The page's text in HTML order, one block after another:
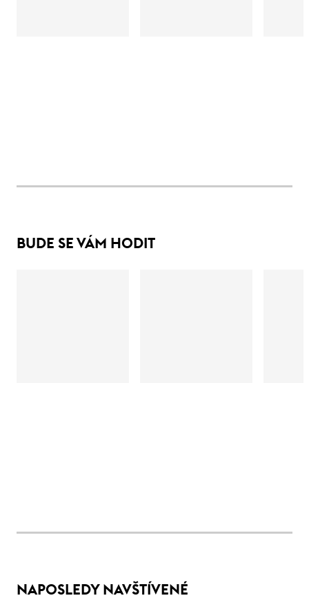
BUDE SE VÁM HODIT
NAPOSLEDY NAVŠTÍVENÉ